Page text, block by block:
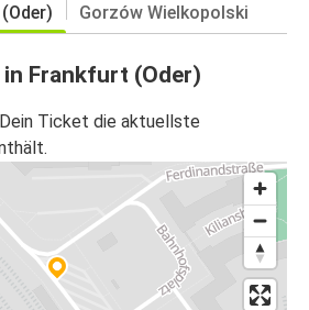
Gorzów Wielkopolski
Frankfurt (Oder)
Ticket die aktuellste